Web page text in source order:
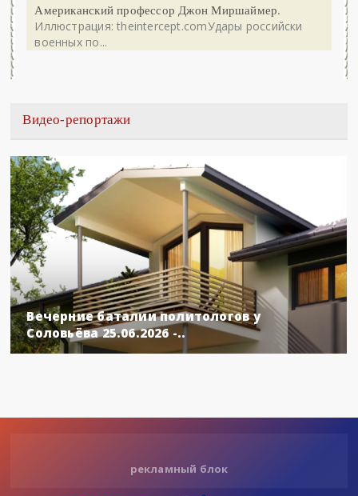
Американский профессор Джон Миршаймер.
Иллюстрация: theintercept.comУдары российски
военных по...
Видео-репортажи
Вечерние баталии политологов у
Соловьёва 25.06.2026 -..
рекламный блок